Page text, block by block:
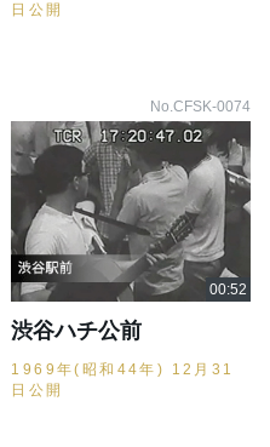
日公開
No.CFSK-0074
渋谷ハチ公前
1969年(昭和44年) 12月31
日公開